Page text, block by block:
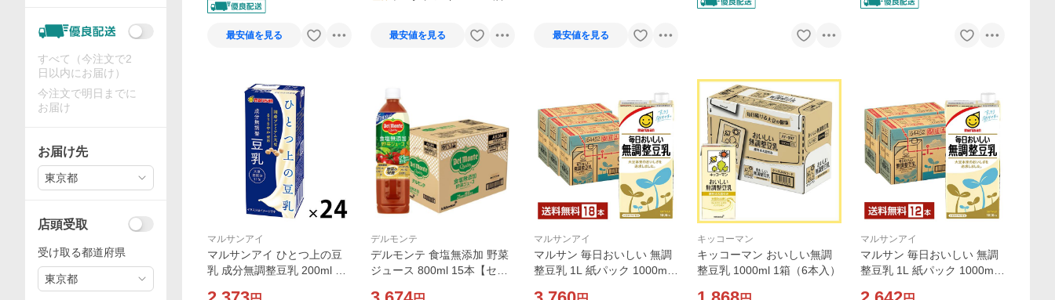
最安値を見る 最安値を見る 最安値を見る
マルサンアイ
マルサンアイ ひとつ上の豆
乳 成分無調整豆乳 200ml 1
デルモンテ
デルモンテ 食塩無添加 野菜
ジュース 800ml 15本【セッ
マルサンアイ
マルサン 毎日おいしい 無調
整豆乳 1L 紙パック 1000ml
キッコーマン
キッコーマン おいしい無調
整豆乳 1000ml 1箱（6本入）
マルサンアイ
マルサン 毎日おいしい 無調
整豆乳 1L 紙パック 1000ml
すべて（今注文で2
日以内にお届け）
今注文で明日までに
お届け
お届け先
東京都
店頭受取
受け取る都道府県
東京都